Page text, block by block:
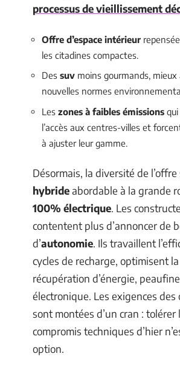
processus de vieillissement
Offre d’espace intérieur
les citadines compactes.
Des suv moins gourmands, mieux
nouvelles normes
Les zones à faibles émissions
l’accès aux centres-villes et
à ajuster leur gamme.
Désormais, la diversité de l’offre
hybrideabordable à la grande
100% électrique. Les
contentent plus d’annoncer de
d’autonomie. Ils travaillent
cycles de recharge, optimisent la
récupération d’énergie,
électronique. Les exigences des
sont montées d’un cran : tolérer
compromis techniques d’hier
option.